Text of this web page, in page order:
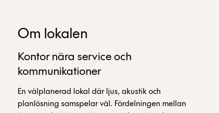
Om lokalen
Kontor nära service och
kommunikationer
En välplanerad lokal där ljus, akustik och
planlösning samspelar väl. Fördelningen mellan